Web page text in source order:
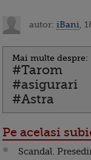
autor: iBani ,
Mai multe despre:
#Tarom
#asigurari
#Astra
Pe acelasi
Scandal.